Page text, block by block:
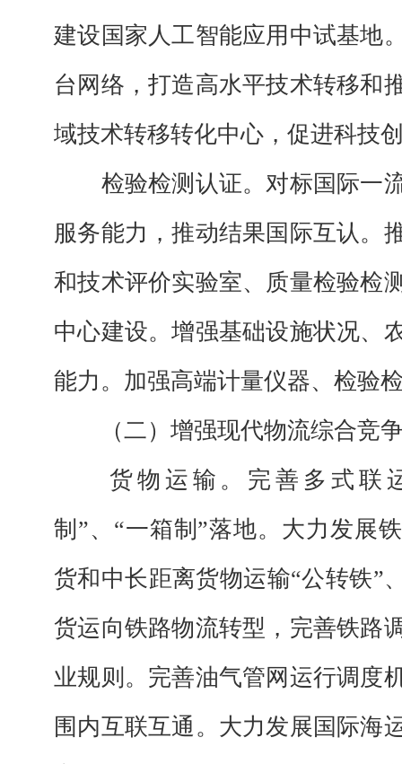
建设国家人工智能应用中试基地
台网络，打造高水平技术转移和
域技术转移转化中心，促进科技
检验检测认证。对标国际一
服务能力，推动结果国际互认。
和技术评价实验室、质量检验检
中心建设。增强基础设施状况、
能力。加强高端计量仪器、检验
（二）增强现代物流综合竞
货物运输。 完善多式联
制”、“一箱制”落地。大力发展
货和中长距离货物运输“公转铁”
货运向铁路物流转型，完善铁路
业规则。完善油气管网运行调度
围内互联互通。大力发展国际海